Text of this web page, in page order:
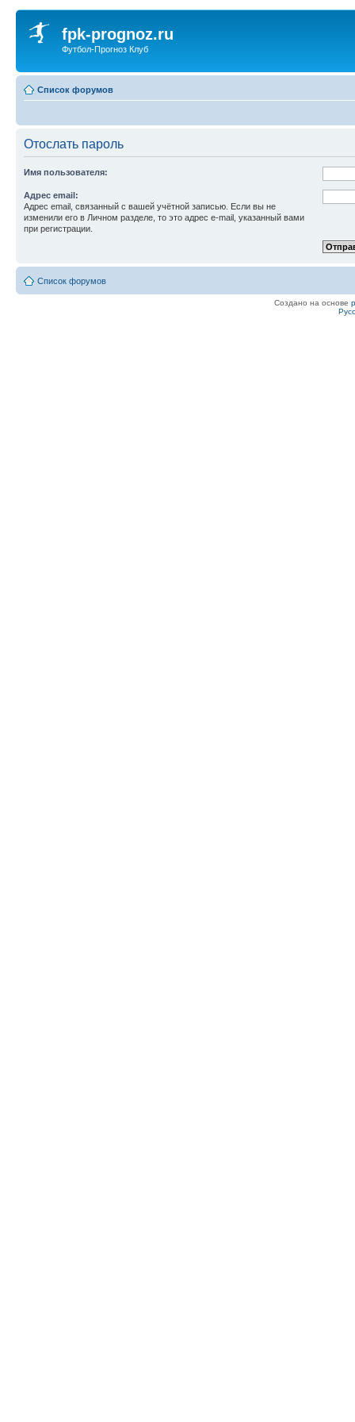
fpk-prognoz.ru
Футбол-Прогноз Клуб
Список форумов
Отослать пароль
Имя пользователя:
Адрес email:
Адрес email, связанный с вашей учётной записью. Если вы не
изменили его в Личном разделе, то это адрес e-mail, указанный вами
при регистрации.
Список форумов
Создано на основе